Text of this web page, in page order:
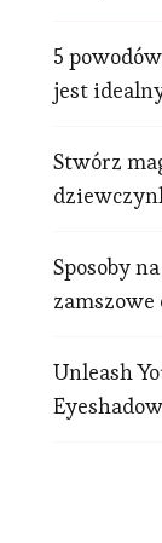
5
jest
Stwórz
Sposoby
Unleash